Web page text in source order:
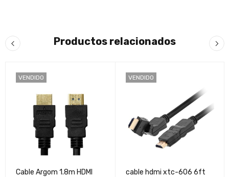
Productos relacionados
VENDIDO
Cable Argom 1.8m HDMI
VENDIDO
cable hdmi xtc-606 6ft